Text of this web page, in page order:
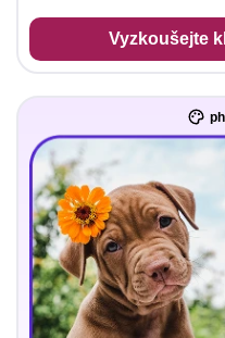
Vyzkoušejte